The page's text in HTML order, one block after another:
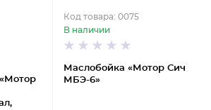
Маслобойка «Мотор Сич
МБЭ-6»
Код товара: 0075
В наличии